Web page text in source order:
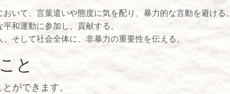
おいて、言葉遣いや態度に気を配り、暴力的な言動を避ける。
和運動に参加し、貢献する。
、そして社会全体に、非暴力の重要性を伝える。
と
ができます。